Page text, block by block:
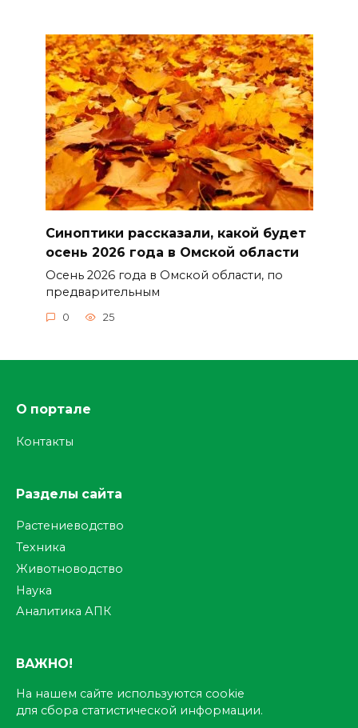
Синоптики рассказали, какой будет
осень 2026 года в Омской области
Осень 2026 года в Омской области, по
предварительным
0 25
О портале
Контакты
Разделы сайта
Растениеводство
Техника
Животноводство
Наука
Аналитика АПК
ВАЖНО!
На нашем сайте используются cookie
для сбора статистической информации.